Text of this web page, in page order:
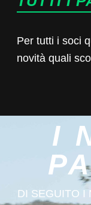
Per tutti i soci
novità quali
I
DI SEGUITO I